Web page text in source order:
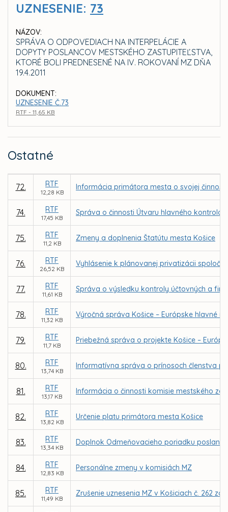
UZNESENIE: 73
NÁZOV:
SPRÁVA O ODPOVEDIACH NA INTERPELÁCIE A
DOPYTY POSLANCOV MESTSKÉHO ZASTUPITEĽSTVA,
KTORÉ BOLI PREDNESENÉ NA IV. ROKOVANÍ MZ DŇA
19.4.2011
DOKUMENT:
UZNESENIE Č.73
RTF - 11,65 KB
Ostatné
72. RTF
12,28 KB
Informácia primátora mesta o svojej
74. RTF
17,45 KB
Správa o činnosti Útvaru hlavného
75. RTF
11,2 KB
Zmeny a doplnenia Štatútu mesta Košice
76. RTF
26,52 KB
Vyhlásenie k plánovanej privatizácii
77. RTF
11,61 KB
Správa o výsledku kontroly účtovných a
78. RTF
11,32 KB
Výročná správa Košice – Európske hlavné
79. RTF
11,7 KB
Priebežná správa o projekte Košice –
80. RTF
13,74 KB
Informatívna správa o prínosoch členstva
81. RTF
13,17 KB
Informácia o činnosti komisie mestského
82. RTF
13,82 KB
Určenie platu primátora mesta Košice
83. RTF
13,34 KB
Doplnok Odmeňovacieho poriadku
84. RTF
12,83 KB
Personálne zmeny v komisiách MZ
85. RTF
11,49 KB
Zrušenie uznesenia MZ v Košiciach č. 262 zo